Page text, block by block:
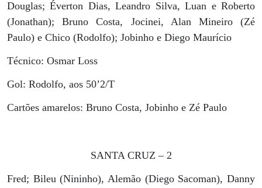
Douglas; Éverton Dias, Leandro Silva, Luan e Roberto
(Jonathan); Bruno Costa, Jocinei, Alan Mineiro (Zé
Paulo) e Chico (Rodolfo); Jobinho e Diego Maurício
Técnico: Osmar Loss
Gol: Rodolfo, aos 50’2/T
Cartões amarelos: Bruno Costa, Jobinho e Zé Paulo
SANTA CRUZ – 2
Fred; Bileu (Nininho), Alemão (Diego Sacoman), Danny